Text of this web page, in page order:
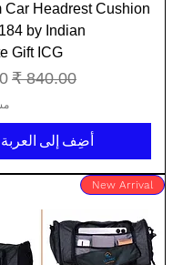
Car Headrest Cushion
by Indian
Gift ICG
سعر عادي
أضِف إلى العربة
New Arrival